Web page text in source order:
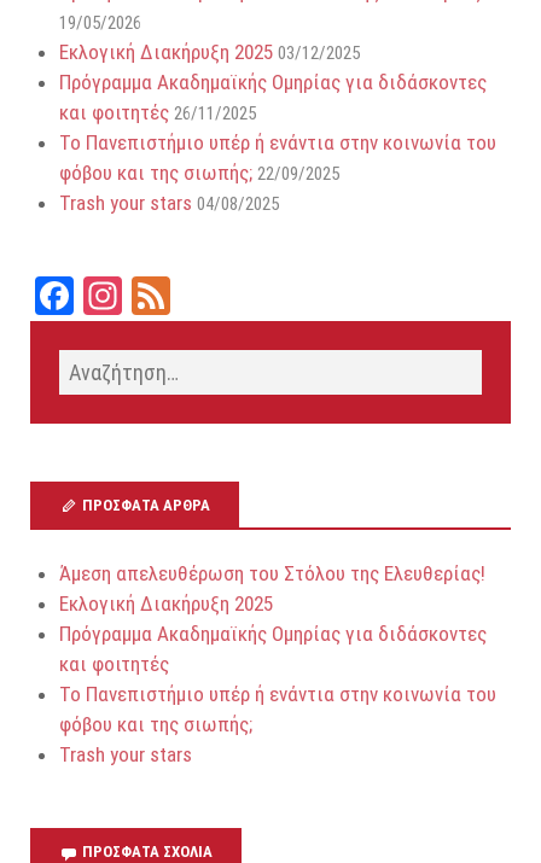
19/05/2026
Εκλογική Διακήρυξη 2025 03/12/2025
Πρόγραμμα Ακαδημαϊκής Ομηρίας για διδάσκοντες
και φοιτητές 26/11/2025
Το Πανεπιστήμιο υπέρ ή ενάντια στην κοινωνία του
φόβου και της σιωπής; 22/09/2025
Trash your stars 04/08/2025
Fa
ce
bo
ok
In
st
ag
ra
ed
ΠΡΌΣΦΑΤΑ ΆΡΘΡΑ
Άμεση απελευθέρωση του Στόλου της Ελευθερίας!
Εκλογική Διακήρυξη 2025
Πρόγραμμα Ακαδημαϊκής Ομηρίας για διδάσκοντες
και φοιτητές
Το Πανεπιστήμιο υπέρ ή ενάντια στην κοινωνία του
φόβου και της σιωπής;
Trash your stars
ΠΡΌΣΦΑΤΑ ΣΧΌΛΙΑ